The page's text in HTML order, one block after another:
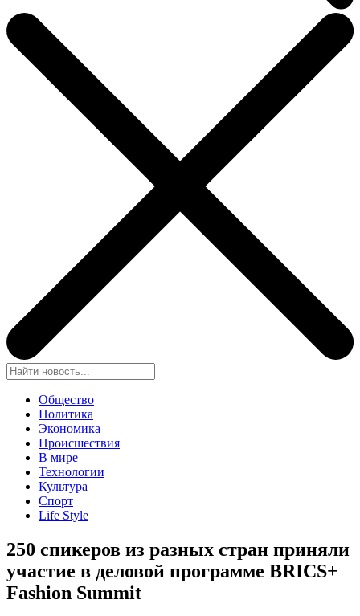
Общество
Политика
Экономика
Происшествия
В мире
Технологии
Культура
Спорт
Life Style
250 спикеров из разных стран приняли
участие в деловой программе BRICS+
Fashion Summit